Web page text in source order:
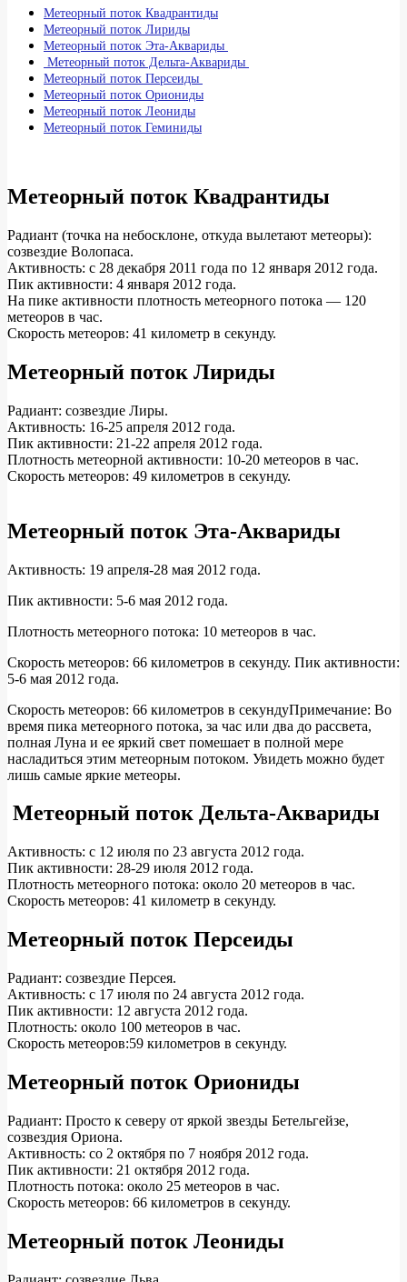
Метеорный поток Квадрантиды
Метеорный поток Лириды
Метеорный поток Эта-Аквариды
Метеорный поток Дельта-Аквариды
Метеорный поток Персеиды
Метеорный поток Ориониды
Метеорный поток Леониды
Метеорный поток Геминиды
Метеорный поток Квадрантиды
Радиант (точка на небосклоне, откуда вылетают метеоры):
созвездие Волопаса.
Активность: с 28 декабря 2011 года по 12 января 2012 года.
Пик активности: 4 января 2012 года.
На пике активности плотность метеорного потока — 120
метеоров в час.
Скорость метеоров: 41 километр в секунду.
Метеорный поток Лириды
Радиант: созвездие Лиры.
Активность: 16-25 апреля 2012 года.
Пик активности: 21-22 апреля 2012 года.
Плотность метеорной активности: 10-20 метеоров в час.
Скорость метеоров: 49 километров в секунду.
Метеорный поток Эта-Аквариды
Активность: 19 апреля-28 мая 2012 года.
Пик активности: 5-6 мая 2012 года.
Плотность метеорного потока: 10 метеоров в час.
Скорость метеоров: 66 километров в секунду. Пик активности:
5-6 мая 2012 года.
Скорость метеоров: 66 километров в секундуПримечание: Во
время пика метеорного потока, за час или два до рассвета,
полная Луна и ее яркий свет помешает в полной мере
насладиться этим метеорным потоком. Увидеть можно будет
лишь самые яркие метеоры.
Метеорный поток Дельта-Аквариды
Активность: с 12 июля по 23 августа 2012 года.
Пик активности: 28-29 июля 2012 года.
Плотность метеорного потока: около 20 метеоров в час.
Скорость метеоров: 41 километр в секунду.
Метеорный поток Персеиды
Радиант: созвездие Персея.
Активность: с 17 июля по 24 августа 2012 года.
Пик активности: 12 августа 2012 года.
Плотность: около 100 метеоров в час.
Скорость метеоров:59 километров в секунду.
Метеорный поток Ориониды
Радиант: Просто к северу от яркой звезды Бетельгейзе,
созвездия Ориона.
Активность: со 2 октября по 7 ноября 2012 года.
Пик активности: 21 октября 2012 года.
Плотность потока: около 25 метеоров в час.
Скорость метеоров: 66 километров в секунду.
Метеорный поток Леониды